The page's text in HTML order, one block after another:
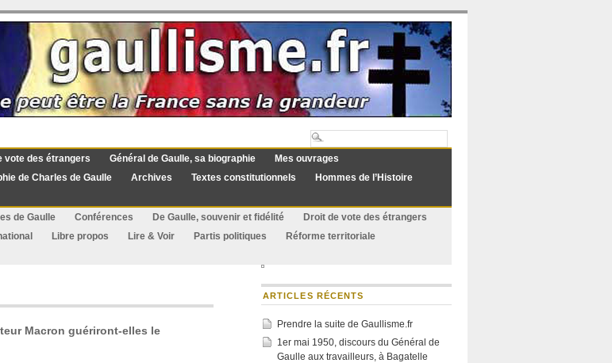
vote des étrangers Général de Gaulle, sa biographie
Mes ouvrages
de Charles de Gaulle Archives Textes constitutionnels
Hommes de l’Histoire
de Gaulle Conférences De Gaulle, souvenir et fidélité
Droit de vote des étrangers
Libre propos Lire & Voir Partis politiques
Réforme territoriale
Macron guériront-elles le
ARTICLES RÉCENTS
Prendre la suite de Gaullisme.fr
1er mai 1950, discours du Général de
Gaulle aux travailleurs, à Bagatelle